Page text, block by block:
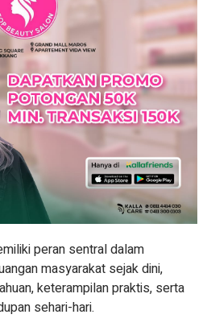
peran sentral dalam
masyarakat sejak dini,
keterampilan praktis, serta
sehari-hari.